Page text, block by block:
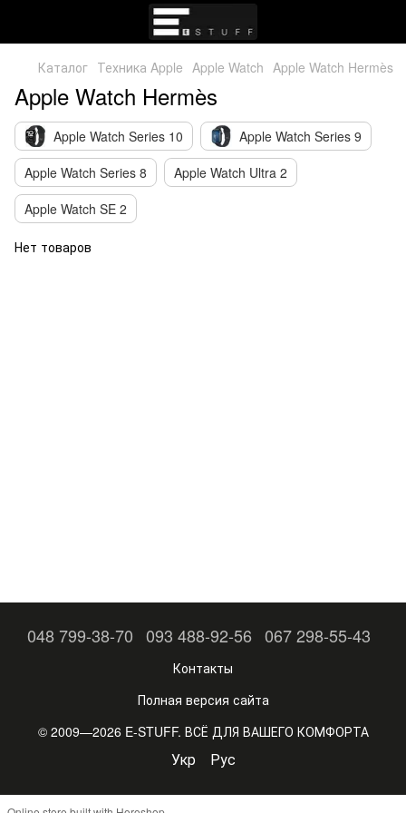
Каталог Техника Apple Apple Watch Apple Watch Hermès
Apple Watch Hermès
Apple Watch Series 10
Apple Watch Series 9
Apple Watch Series 8
Apple Watch Ultra 2
Apple Watch SE 2
Нет товаров
048 799-38-70 093 488-92-56 067 298-55-43
Контакты
Полная версия сайта
© 2009—2026 E-STUFF. ВСЁ ДЛЯ ВАШЕГО КОМФОРТА
Укр Рус